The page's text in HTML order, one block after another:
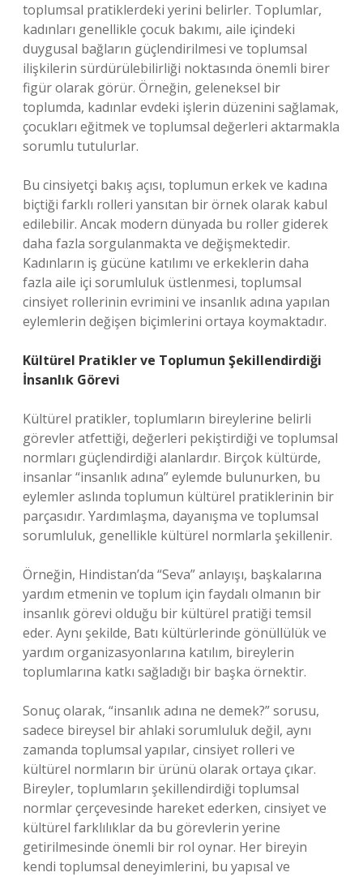
toplumsal pratiklerdeki yerini belirler. Toplumlar,
kadınları genellikle çocuk bakımı, aile içindeki
duygusal bağların güçlendirilmesi ve toplumsal
ilişkilerin sürdürülebilirliği noktasında önemli birer
figür olarak görür. Örneğin, geleneksel bir
toplumda, kadınlar evdeki işlerin düzenini sağlamak,
çocukları eğitmek ve toplumsal değerleri aktarmakla
sorumlu tutulurlar.
Bu cinsiyetçi bakış açısı, toplumun erkek ve kadına
biçtiği farklı rolleri yansıtan bir örnek olarak kabul
edilebilir. Ancak modern dünyada bu roller giderek
daha fazla sorgulanmakta ve değişmektedir.
Kadınların iş gücüne katılımı ve erkeklerin daha
fazla aile içi sorumluluk üstlenmesi, toplumsal
cinsiyet rollerinin evrimini ve insanlık adına yapılan
eylemlerin değişen biçimlerini ortaya koymaktadır.
Kültürel Pratikler ve Toplumun Şekillendirdiği
İnsanlık Görevi
Kültürel pratikler, toplumların bireylerine belirli
görevler atfettiği, değerleri pekiştirdiği ve toplumsal
normları güçlendirdiği alanlardır. Birçok kültürde,
insanlar “insanlık adına” eylemde bulunurken, bu
eylemler aslında toplumun kültürel pratiklerinin bir
parçasıdır. Yardımlaşma, dayanışma ve toplumsal
sorumluluk, genellikle kültürel normlarla şekillenir.
Örneğin, Hindistan’da “Seva” anlayışı, başkalarına
yardım etmenin ve toplum için faydalı olmanın bir
insanlık görevi olduğu bir kültürel pratiği temsil
eder. Aynı şekilde, Batı kültürlerinde gönüllülük ve
yardım organizasyonlarına katılım, bireylerin
toplumlarına katkı sağladığı bir başka örnektir.
Sonuç olarak, “insanlık adına ne demek?” sorusu,
sadece bireysel bir ahlaki sorumluluk değil, aynı
zamanda toplumsal yapılar, cinsiyet rolleri ve
kültürel normların bir ürünü olarak ortaya çıkar.
Bireyler, toplumların şekillendirdiği toplumsal
normlar çerçevesinde hareket ederken, cinsiyet ve
kültürel farklılıklar da bu görevlerin yerine
getirilmesinde önemli bir rol oynar. Her bireyin
kendi toplumsal deneyimlerini, bu yapısal ve